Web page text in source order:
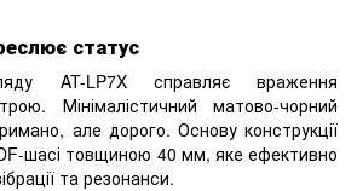
статус
AT-LP7X справляє враження
Мінімалістичний матово-чорний
але дорого. Основу конструкції
шасі товщиною 40 мм, яке ефективно
та резонанси.